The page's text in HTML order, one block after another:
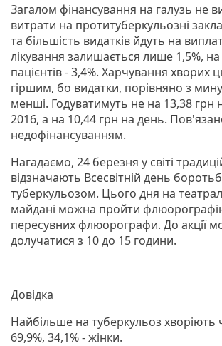
Загалом фінансування на галузь не
витрати на протитуберкульозні
та більшість видатків йдуть на
лікування залишається лише 1,5%,
пацієнтів - 3,4%. Харчування хворих
гіршим, бо видатки, порівняно з
менші. Годуватимуть не на 13,38 грн
2016, а на 10,44 грн на день.
недофінансуванням.
Нагадаємо, 24 березня у світі
відзначають Всесвітній день
туберкульозом. Цього дня на
майдані можна пройти
пересувних флюорографи. До акції
долучатися з 10 до 15 години.
Довідка
Найбільше на туберкульоз хворіють
69,9%, 34,1% - жінки.